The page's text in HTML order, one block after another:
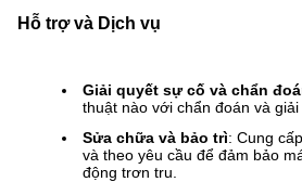
Hỗ trợ và Dịch vụ
Giải quyết sự cố và chẩn
thuật nào với chẩn đoán và giải
Sửa chữa và bảo trì: Cung
và theo yêu cầu để đảm bảo
động trơn tru.